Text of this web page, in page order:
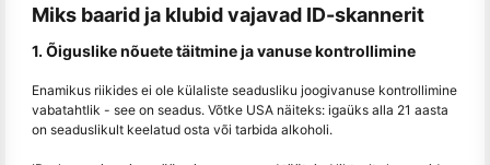
Miks baarid ja klubid vajavad ID-skannerit
1. Õiguslike nõuete täitmine ja vanuse kontrollimine
Enamikus riikides ei ole külaliste seadusliku joogivanuse kontrollimine
vabatahtlik - see on seadus. Võtke USA näiteks: igaüks alla 21 aasta
on seaduslikult keelatud osta või tarbida alkoholi.